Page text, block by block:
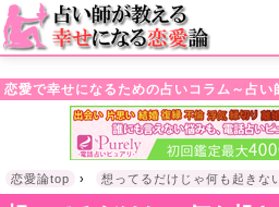
・!DOCTYPE html>l
恋愛で幸せになるための占いコラム～占い
恋愛論top › 想ってるだけじゃ何も起きな